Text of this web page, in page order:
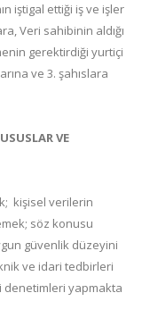
iştigal ettiği iş ve işler
Veri sahibinin aldığı
gerektirdiği yurtiçi
ve 3. şahıslara
VE
kişisel verilerin
söz konusu
güvenlik düzeyini
ve idari tedbirleri
denetimleri yapmakta